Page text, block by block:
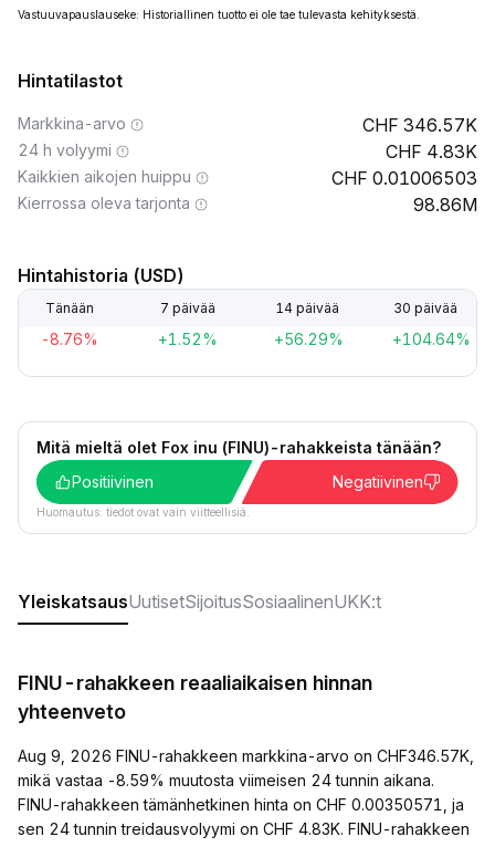
Vastuuvapauslauseke: Historiallinen tuotto ei ole tae tulevasta kehityksestä.
Hintatilastot
Markkina-arvo 346.57K
24 h volyymi 4.83K
Kaikkien aikojen huippu 0.01006503
Kierrossa oleva tarjonta 98.86M
Hintahistoria (USD)
Tänään 7 päivää 14 päivää 30 päivää
-8.76% +1.52% +56.29% +104.64%
Mitä mieltä olet Fox inu (FINU)-rahakkeista tänään?
Positiivinen
Negatiivinen
Huomautus: tiedot ovat vain viitteellisiä.
YleiskatsausUutisetSijoitusSosiaalinenUKK:t
FINU-rahakkeen reaaliaikaisen hinnan
yhteenveto
Aug 9, 2026 FINU-rahakkeen markkina-arvo on CHF346.57K,
mikä vastaa -8.59% muutosta viimeisen 24 tunnin aikana.
FINU-rahakkeen tämänhetkinen hinta on CHF 0.00350571, ja
sen 24 tunnin treidausvolyymi on CHF 4.83K. FINU-rahakkeen